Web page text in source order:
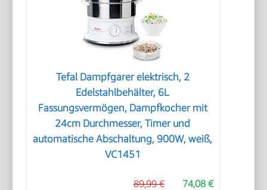
Tefal Dampfgarer elektrisch, 2
Edelstahlbehälter, 6L
Fassungsvermögen, Dampfkocher mit
24cm Durchmesser, Timer und
automatische Abschaltung, 900W, weiß,
VC1451
74,08 €
89,99 €